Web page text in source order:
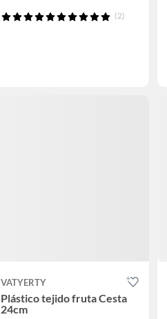
(2)
VATYERTY
Plástico tejido fruta Cesta
24cm